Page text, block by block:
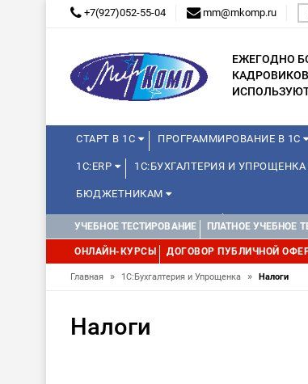
+7(927)052-55-04 mm@mkomp.ru
ЕЖЕГОДНО
СТАРТ В 1С ПРОГРАММИРОВАНИЕ В 1С
1С:ERP 1С:БУХГАЛТЕРИЯ И УПРОЩЕНКА
БЮДЖЕТНИКАМ
КУРСЫ ДЛЯ ШКОЛЬНИКОВ ДЛЯ
WEB, JAVA И ANDROID
УЧЕБНОЕ ТЕСТИРОВАНИЕ ПЛАТНОЕ УЧЕБНОЕ
ОНЛАЙН-КУРСЫ ДОГОВОР ПУБЛИЧНОЙ
Главная » 1С:Бухгалтерия и Упрощенка » Налоги
Налоги